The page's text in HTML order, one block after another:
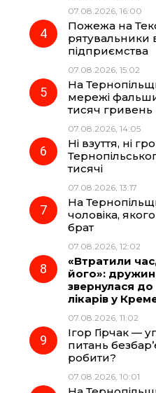
07.08.2026, 16:00
Пожежа на
рятувальники
підприємства
07.08.2026, 15:02
На
мережі
тисяч гривень
07.08.2026, 14:05
Ні взуття, ні
тисячі
07.08.2026, 13:17
На
чоловіка,
брат
07.08.2026, 12:02
«Втратили
його»:
звернулася до
лікарів у
07.08.2026, 11:02
Ігор Гірчак —
питань
робити?
07.08.2026, 10:01